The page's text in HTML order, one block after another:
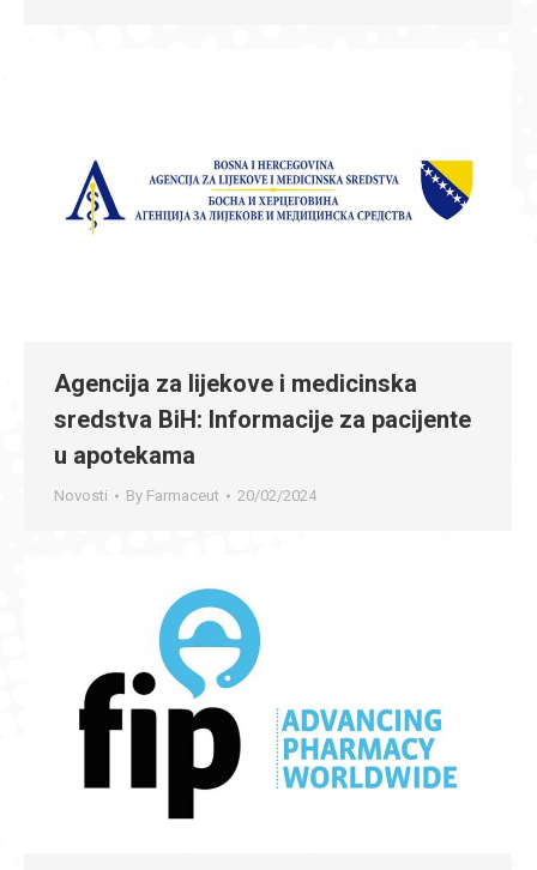
Agencija za lijekove i medicinska
sredstva BiH: Informacije za pacijente
u apotekama
Novosti By Farmaceut 20/02/2024